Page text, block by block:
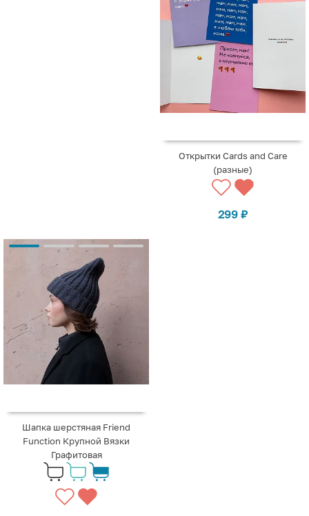
Открытки Cards and Care
(разные)
299 ₽
Шапка шерстяная Friend
Function Крупной Вязки
Графитовая